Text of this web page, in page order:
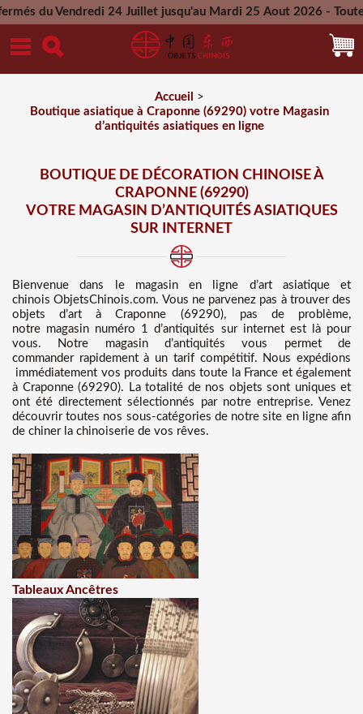
24 Juillet jusqu'au Mardi 25 Aout 2026 - Toutes les
Mercredi 26 Aout 2026
Accueil
>
Boutique asiatique à Craponne (69290) votre Magasin
d’antiquités asiatiques en ligne
BOUTIQUE DE DÉCORATION CHINOISE À
CRAPONNE (69290)
VOTRE MAGASIN D’ANTIQUITÉS ASIATIQUES
SUR INTERNET
Bienvenue dans
le magasin en ligne d’art asiatique et
chinoisObjetsChinois.com. Vous ne parvenez pas à trouver des
objets d’art à Craponne (69290), pas de problème,
notre magasin numéro 1 d’antiquités sur internet est là pour
vous. Notre magasin d’antiquités vous permet de
commander rapidement à un tarif compétitif. Nousexpédions
immédiatement vos produits dans toute la France et également
à Craponne (69290). La totalité de nos objets sont uniques et
ont été directement sélectionnés par notre entreprise. Venez
découvrir toutes nos sous-catégories de notre site en ligne afin
de chiner la chinoiserie de vos rêves.
Tableaux Ancêtres